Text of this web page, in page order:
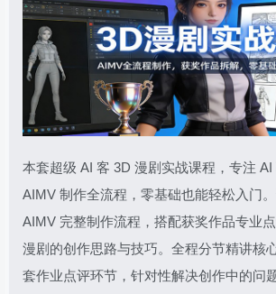
本套超级 AI 客 3D 漫剧实战课程，专注 AI
AIMV 制作全流程，零基础也能轻松入门
AIMV 完整制作流程，搭配获奖作品专业
漫剧的创作思路与技巧。全程分节精讲核
套作业点评环节，针对性解决创作中的问